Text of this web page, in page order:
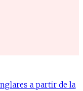
a partir de la